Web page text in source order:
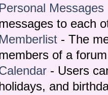
Personal Messages
to each
Memberlist - The
of a
- Users
and